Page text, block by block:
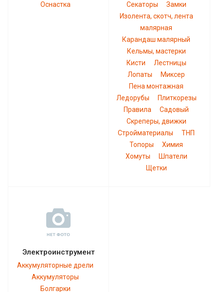
Оснастка Секаторы
Замки
Изолента, скотч, лента
малярная
Карандаш малярный
Кельмы, мастерки
Кисти
Лестницы
Лопаты
Миксер
Пена монтажная
Ледорубы
Плиткорезы
Правила
Садовый
Скреперы, движки
Стройматериалы
ТНП
Топоры
Химия
Хомуты
Шпатели
Щетки
Электроинструмент
Аккумуляторные дрели
Аккумуляторы
Болгарки